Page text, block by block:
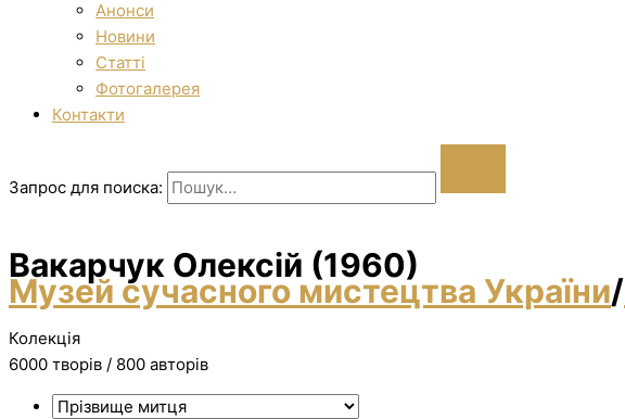
Анонси
Новини
Статті
Фотогалерея
Контакти
Запрос для поиска:
Вакарчук Олексій (1960)
Музей сучасного мистецтва України/
Колекція
6000 творiв / 800 авторів